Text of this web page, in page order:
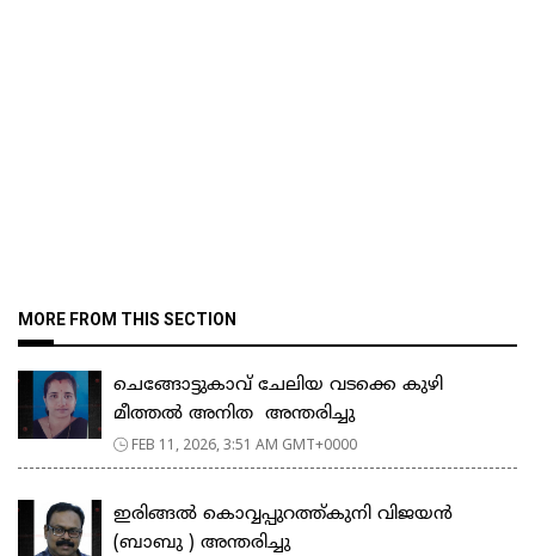
MORE FROM THIS SECTION
ചെങ്ങോട്ടുകാവ് ചേലിയ വടക്കെ കുഴി
മീത്തൽ അനിത അന്തരിച്ചു
FEB 11, 2026, 3:51 AM GMT+0000
ഇരിങ്ങൽ കൊവ്വപ്പുറത്ത്കുനി വിജയൻ
(ബാബു ) അന്തരിച്ചു